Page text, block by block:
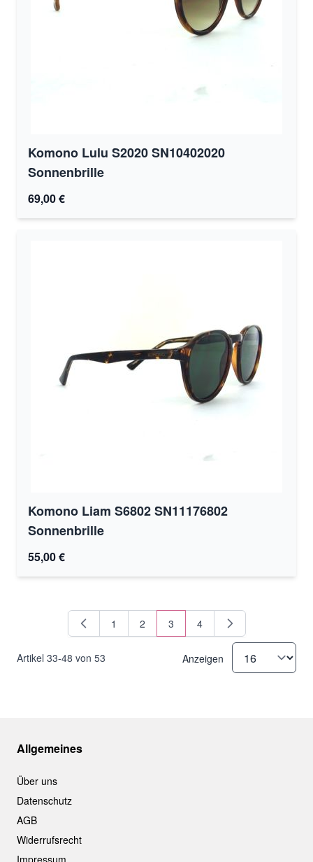
Komono Lulu S2020 SN10402020
Sonnenbrille
69,00 €
Komono Liam S6802 SN11176802
Sonnenbrille
55,00 €
Artikel 33-48 von 53
Seite
1 Seite
2 Sie lesen gerade Seite
3 Seite
4
Anzeigen
Allgemeines
Über uns
Datenschutz
AGB
Widerrufsrecht
Impressum